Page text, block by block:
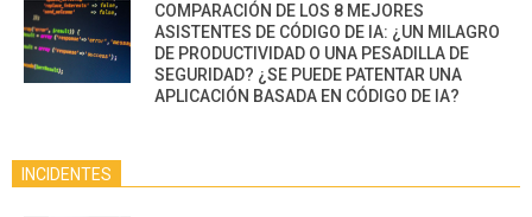
COMPARACIÓN DE LOS 8 MEJORES
ASISTENTES DE CÓDIGO DE IA: ¿UN MILAGRO
DE PRODUCTIVIDAD O UNA PESADILLA DE
SEGURIDAD? ¿SE PUEDE PATENTAR UNA
APLICACIÓN BASADA EN CÓDIGO DE IA?
INCIDENTES